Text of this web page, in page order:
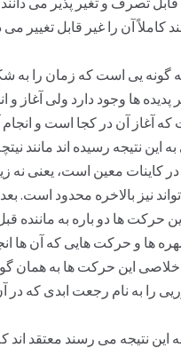
کاملاً آن را غیر قابل
گونه یی است که زمان را به
ها وجود دارد ولی آغاز
آغاز آن در کجا است و انجام
این نتیجه رسیده اند مانند
در کاینات معین است، یعنی
نیز بالاخره محدود است.
ها دو باره به ماننده
ها و حرکت هایی که آن ها
این حرکت ها به همان
را به نام رجعت ابدی که
این نتیجه می رسند معتقد